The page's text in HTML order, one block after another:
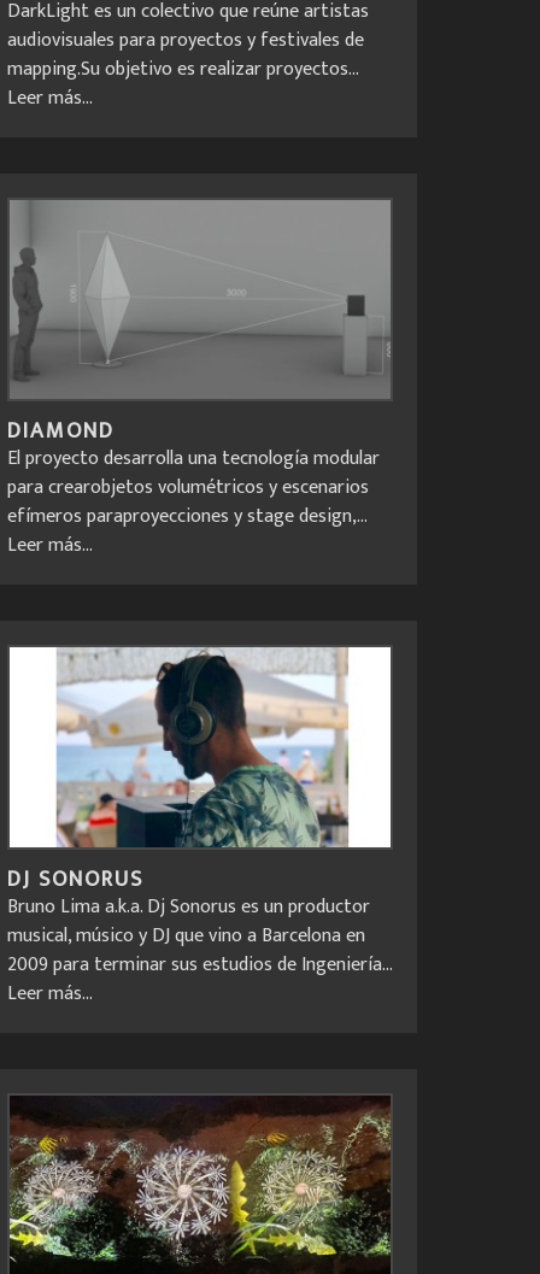
DarkLight es un colectivo que reúne artistas
audiovisuales para proyectos y festivales de
mapping.Su objetivo es realizar proyectos...
Leer más...
DIAMOND
El proyecto desarrolla una tecnología modular
para crearobjetos volumétricos y escenarios
efímeros paraproyecciones y stage design,...
Leer más...
DJ SONORUS
Bruno Lima a.k.a. Dj Sonorus es un productor
musical, músico y DJ que vino a Barcelona en
2009 para terminar sus estudios de Ingeniería...
Leer más...